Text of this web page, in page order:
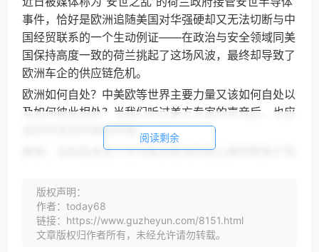
事件，恰好是欧洲追随美国对华强硬却又无法切断与中
国经贸联系的一个生动例证——在政治与安全领域同美
国保持高度一致的荷兰挑起了这场风波，最终却导致了
欧洲车企的供应链危机。
欧洲如何自处？中美欧等世界主要力量又该如何自处以
及如何彼此相处？当我们听过美方专家的声音后，也应
该听听来自中国的声音。
姜锋：当前及未来十年中国对欧洲的核心期待聚焦于务
确定位，与中方一起推进中欧经贸平衡发展。在产业、
物流、第三方市场等领域拓展、深化合作，摒弃将正常
经济竞争政治化的做法。
其二，期待欧洲强化战略自主。减少对美国安全体系的
阅读剩余
版权声明：
作者：today68
链接：https://www.guzheyun.com/8151.html
文章版权归作者所有，未经允许请勿转载。